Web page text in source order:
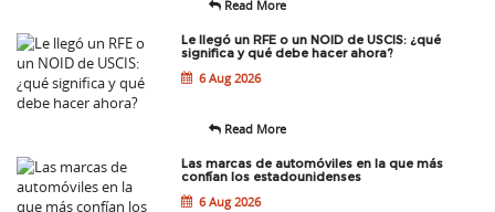
Read More
Le llegó un RFE o un NOID de USCIS: ¿qué
significa y qué debe hacer ahora?
6 Aug 2026
Read More
Las marcas de automóviles en la que más
confían los estadounidenses
6 Aug 2026